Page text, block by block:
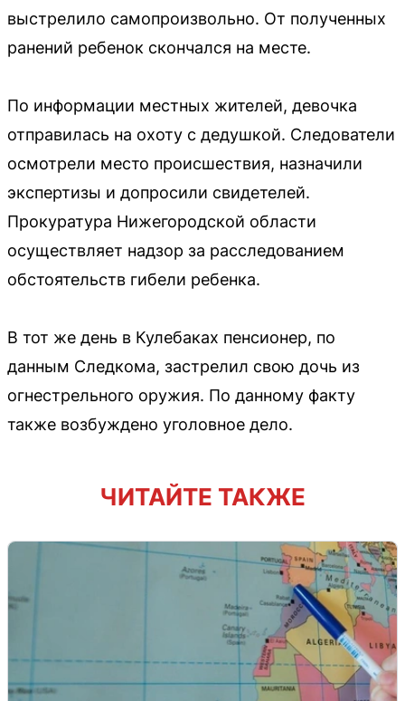
выстрелило самопроизвольно. От полученных
ранений ребенок скончался на месте.
По информации местных жителей, девочка
отправилась на охоту с дедушкой. Следователи
осмотрели место происшествия, назначили
экспертизы и допросили свидетелей.
Прокуратура Нижегородской области
осуществляет надзор за расследованием
обстоятельств гибели ребенка.
В тот же день в Кулебаках пенсионер, по
данным Следкома, застрелил свою дочь из
огнестрельного оружия. По данному факту
также возбуждено уголовное дело.
ЧИТАЙТЕ ТАКЖЕ